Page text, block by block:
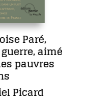
Paré,
aimé
pauvres
Picard